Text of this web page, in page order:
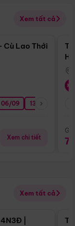
Xem tất cả
Điểm nổi bật
Cù Lao Thới
06/09 13/09
Xem chi tiết
Xem tất cả
Điểm nổi bật
|